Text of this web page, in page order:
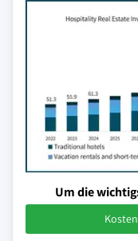
Um die